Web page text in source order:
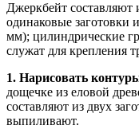
Джеркбейт составляют
одинаковые заготовки
мм); цилиндрические
служат для крепления
1. Нарисовать
дощечке из еловой
составляют из двух
выпиливают.